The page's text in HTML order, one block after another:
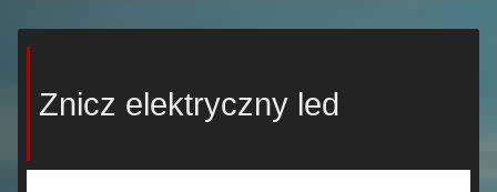
Znicz elektryczny led